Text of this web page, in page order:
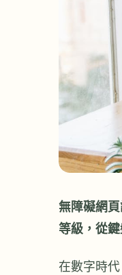
無障礙網
等級，從
在數字時代